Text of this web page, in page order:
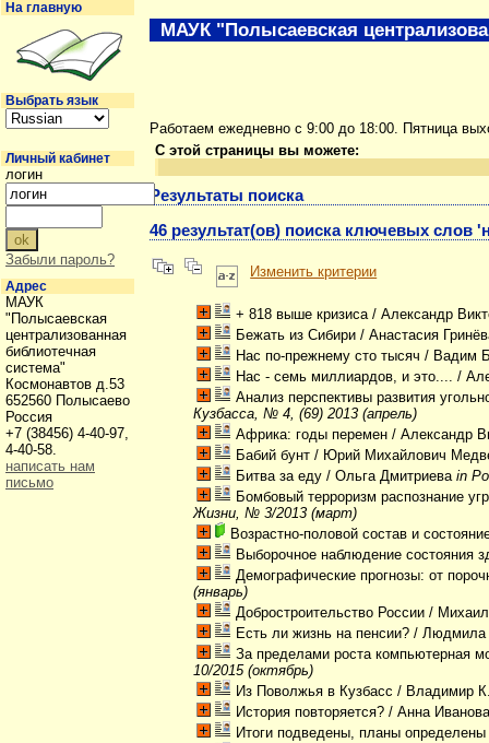
Работаем ежедневно с 9:00 до 18:00. Пятница
С этой страницы вы можете:
Результаты поиска
46 результат(ов) поиска ключевых слов
Изменить критерии
+ 818 выше кризиса/ Александр
Бежать из Сибири / Анастасия
Нас по-прежнему сто тысяч / Вадим
Нас - семь миллиардов, и это.... /
Анализ перспективы развития
Кузбасса, № 4, (69) 2013 (апрель)
Африка: годы перемен / Александр
Бабий бунт / Юрий Михайлович
Битва за еду / Ольга Дмитриеваin
Бомбовый терроризм распознание
Жизни, № 3/2013 (март)
Возрастно-половой состав и
Выборочное наблюдение состояния
Демографические прогнозы: от
(январь)
Добростроительство России /
Есть ли жизнь на пенсии? /
За пределами роста компьютерная
10/2015 (октябрь)
Из Поволжья в Кузбасс / Владимир
История повторяется? / Анна
Итоги подведены, планы определены
МАУК "Полысаевская
На главную
Выбрать язык
Личный кабинет
логин
Забыли пароль?
Адрес
МАУК
"Полысаевская
централизованная
библиотечная
система"
Космонавтов д.53
652560 Полысаево
Россия
+7 (38456) 4-40-97,
4-40-58.
написать нам
письмо